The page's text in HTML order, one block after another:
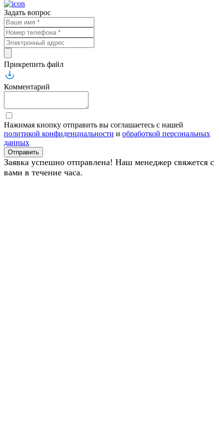
Задать вопрос
Прикрепить файл
Комментарий
Нажимая кнопку отправить вы соглашаетесь с нашей
политикой конфиденциальности и обработкой персональных
данных
Отправить
Заявка успешно отправлена! Наш менеджер свяжется с
вами в течение часа.